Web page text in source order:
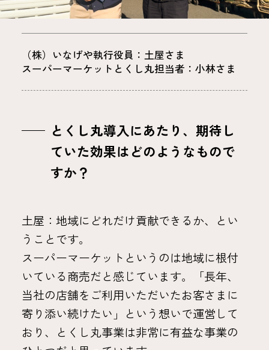
（株）いなげや執行役員：土屋さま
スーパーマーケットとくし丸担当者：小林さま
とくし丸導入にあたり、期待し
ていた効果はどのようなもので
すか？
土屋：地域にどれだけ貢献できるか、とい
うことです。
スーパーマーケットというのは地域に根付
いている商売だと感じています。「長年、
当社の店舗をご利用いただいたお客さまに
寄り添い続けたい」という想いで運営して
おり、とくし丸事業は非常に有益な事業の